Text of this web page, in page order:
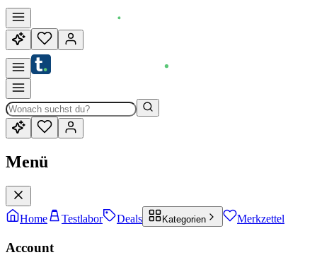
Menü
Home Testlabor Deals Kategorien Merkzettel
Account